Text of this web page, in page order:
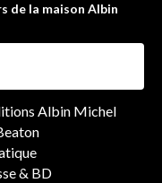
de la maison Albin
Albin Michel
& BD